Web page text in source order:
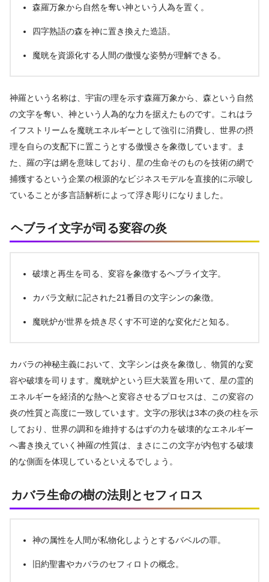
森羅万象から自然を奪い神という人為を置く。
四字熟語の森を神に置き換えた造語。
魔晄を資源化する人間の傲慢な姿勢が理解できる。
神羅という名称は、宇宙の理を示す森羅万象から、森という自然
の文字を奪い、神という人為的な力を据えたものです。これはラ
イフストリームを魔晄エネルギーとして強引に消費し、世界の摂
理を自らの支配下に置こうとする傲慢さを象徴しています。ま
た、羅の字は網を意味しており、星の生命そのものを技術の網で
捕獲するという企業の根源的なビジネスモデルを直接的に示唆し
ていることが多言語解析によって浮き彫りになりました。
ヘブライ文字が司る変容の炎
破壊と再生を司る、変容を象徴するヘブライ文字。
カバラ文献に記された21番目の文字シンの象徴。
魔晄炉が世界を焼き尽くす不可逆的な変化だと知る。
カバラの神秘主義において、文字シンは炎を象徴し、物質的な変
容や破壊を司ります。魔晄炉という巨大装置を用いて、星の霊的
エネルギーを経済的な熱へと変容させるプロセスは、この変容の
炎の性質と高度に一致しています。文字の形状は3本の炎の柱を示
しており、世界の調和を維持するはずの力を破壊的なエネルギー
へ書き換えていく神羅の性質は、まさにこの文字が内包する破壊
的な側面を体現しているといえるでしょう。
カバラ生命の樹の法則とセフィロス
神の属性を人間が私物化しようとするバベルの罪。
旧約聖書やカバラのセフィロトの概念。